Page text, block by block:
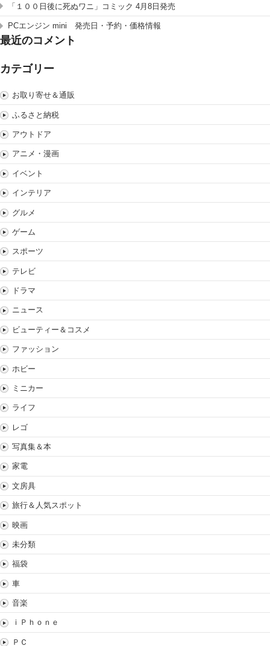
「１００日後に死ぬワニ」コミック 4月8日発売
PCエンジン mini 発売日・予約・価格情報
最近のコメント
カテゴリー
お取り寄せ＆通販
ふるさと納税
アウトドア
アニメ・漫画
イベント
インテリア
グルメ
ゲーム
スポーツ
テレビ
ドラマ
ニュース
ビューティー＆コスメ
ファッション
ホビー
ミニカー
ライフ
レゴ
写真集＆本
家電
文房具
旅行＆人気スポット
映画
未分類
福袋
車
音楽
ｉＰｈｏｎｅ
ＰＣ